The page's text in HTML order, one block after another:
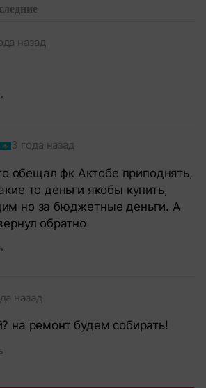
назад
3 года назад
обещал фк Актобе приподнять,
то деньги якобы купить,
но за бюджетные деньги. А
обратно
назад
на ремонт будем собирать!